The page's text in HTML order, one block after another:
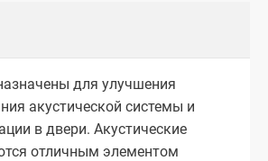
для улучшения
акустической системы и
в двери. Акустические
отличным элементом